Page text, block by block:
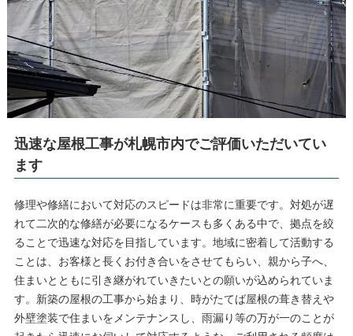
迅速な屋根工事が札幌市内でご評価いただいてい
ます
修理や修繕において対応のスピードは非常に重要です。対処が遅
れて二次的な修繕が必要になるケースも多くある中で、拠点を絞
ることで迅速な対応を目指しています。地域に密着して活動する
ことは、お客様と長くお付き合いをさせてもらい、親から子へ、
住まいとともに引き継がれていきたいとの願いが込められていま
す。新築の屋根の工事から始まり、時がたてば屋根の葺き替えや
外壁塗装で住まいをメンテナンスし、雨漏り等の万が一のことが